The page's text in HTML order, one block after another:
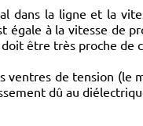
dans la ligne et la
égale à la vitesse de
être très proche de
ventres de tension
dû au